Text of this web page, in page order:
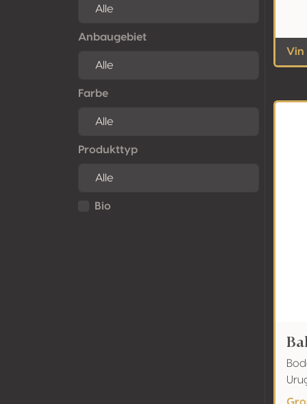
Anbaugebiet
Farbe
Produkttyp
Bio
Vin